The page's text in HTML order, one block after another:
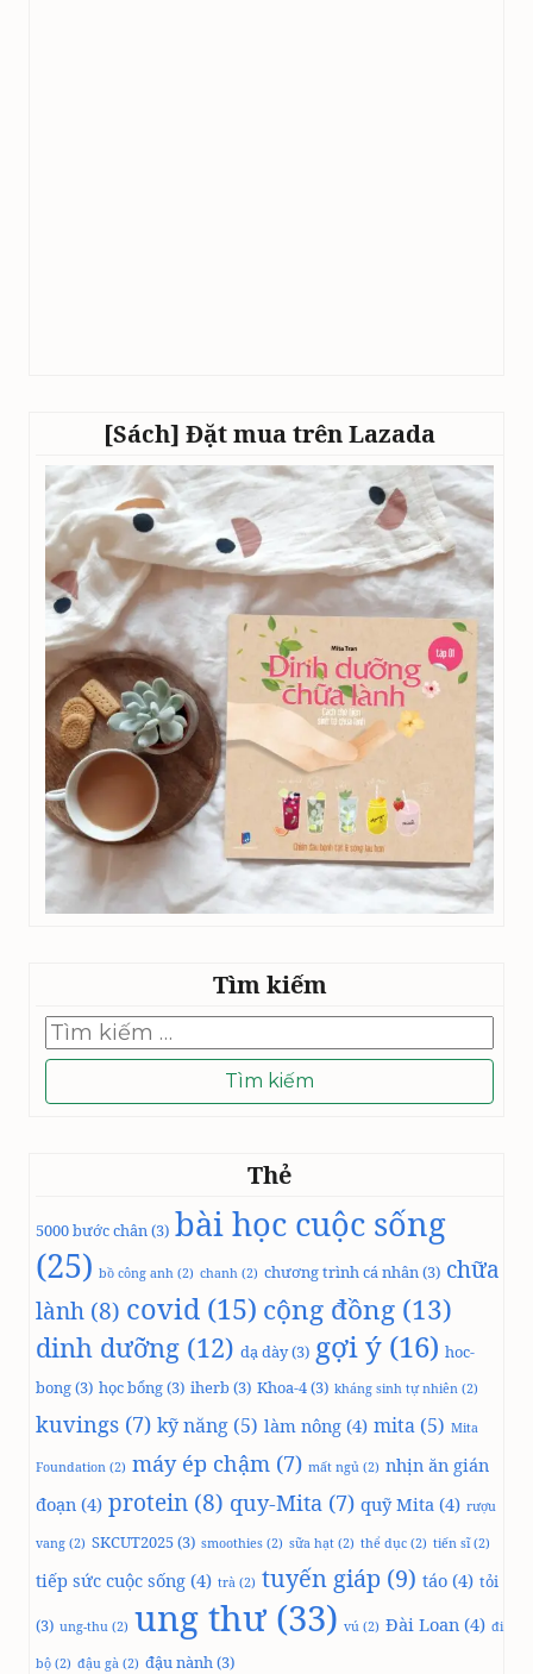
[Sách] Đặt mua trên Lazada
Tìm kiếm
Tìm
kiếm
cho:
Thẻ
5000 bước chân(3) bài học cuộc sống
(25) bồ công anh (2) chanh (2) chương trình cá nhân(3) chữa
lành (8) covid (15) cộng đồng (13)
dinh dưỡng (12) dạ dày(3) gợi ý (16) hoc-
bong(3) học bổng(3) iherb(3) Khoa-4(3) kháng sinh tự nhiên (2)
kuvings (7) kỹ năng (5) làm nông (4) mita (5) Mita
Foundation (2) máy ép chậm (7) mất ngủ (2) nhịn ăn gián
đoạn (4) protein (8) quy-Mita (7) quỹ Mita (4) rượu
vang (2) SKCUT2025(3) smoothies (2) sữa hạt (2) thể dục (2) tiến sĩ(2)
tiếp sức cuộc sống (4) trà (2) tuyến giáp (9) táo (4) tỏi
(3) ung-thu (2) ung thư(33) vú (2) Đài Loan (4) đi
bộ (2) đậu gà (2) đậu nành(3)